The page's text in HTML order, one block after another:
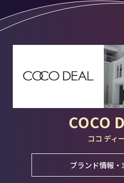
COCO
ココ ディ
ブランド情報・